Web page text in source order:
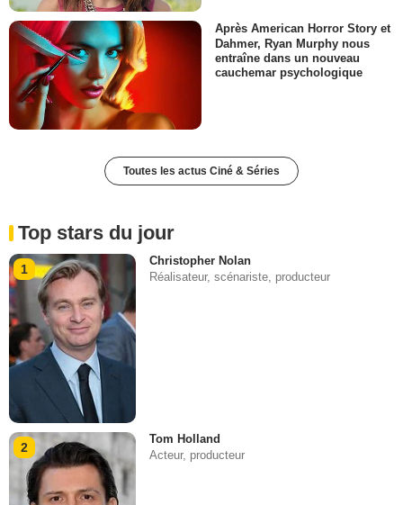
Après American Horror Story et
Dahmer, Ryan Murphy nous
entraîne dans un nouveau
cauchemar psychologique
Toutes les actus Ciné & Séries
Top stars du jour
1
Christopher Nolan
Réalisateur, scénariste, producteur
2
Tom Holland
Acteur, producteur